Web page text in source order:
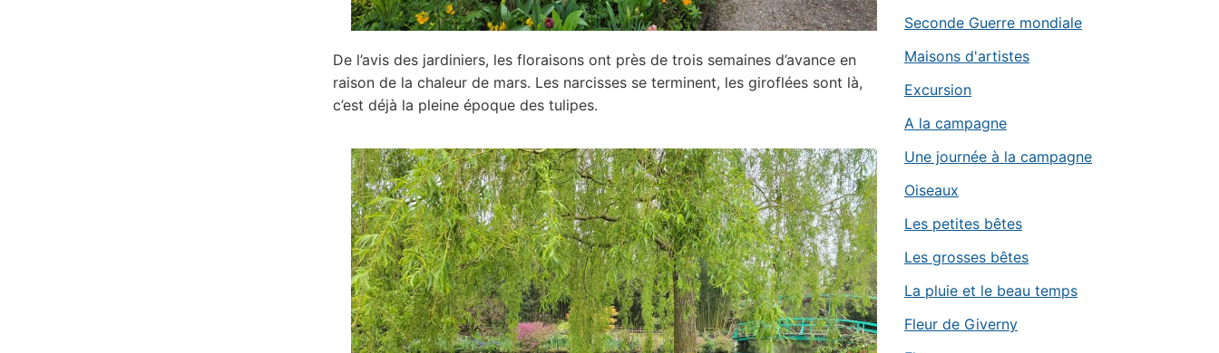
De l’avis des jardiniers, les floraisons ont près de trois semaines d’avance en
raison de la chaleur de mars. Les narcisses se terminent, les giroflées sont là,
c’est déjà la pleine époque des tulipes.
Seconde Guerre mondiale
Maisons d'artistes
Excursion
A la campagne
Une journée à la campagne
Oiseaux
Les petites bêtes
Les grosses bêtes
La pluie et le beau temps
Fleur de Giverny